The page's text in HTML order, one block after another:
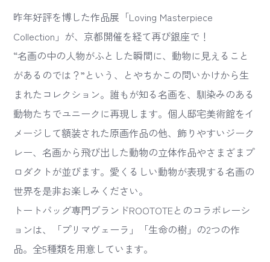
昨年好評を博した作品展「Loving Masterpiece
Collection」が、京都開催を経て再び銀座で！
“名画の中の人物がふとした瞬間に、動物に見えること
があるのでは？”という、とやちかこの問いかけから生
まれたコレクション。誰もが知る名画を、馴染みのある
動物たちでユニークに再現します。個人邸宅美術館をイ
メージして額装された原画作品の他、飾りやすいジーク
レー、名画から飛び出した動物の立体作品やさまざまプ
ロダクトが並びます。愛くるしい動物が表現する名画の
世界を是非お楽しみください。
トートバッグ専門ブランドROOTOTEとのコラボレーシ
ョンは、「プリマヴェーラ」「生命の樹」の2つの作
品。全5種類を用意しています。